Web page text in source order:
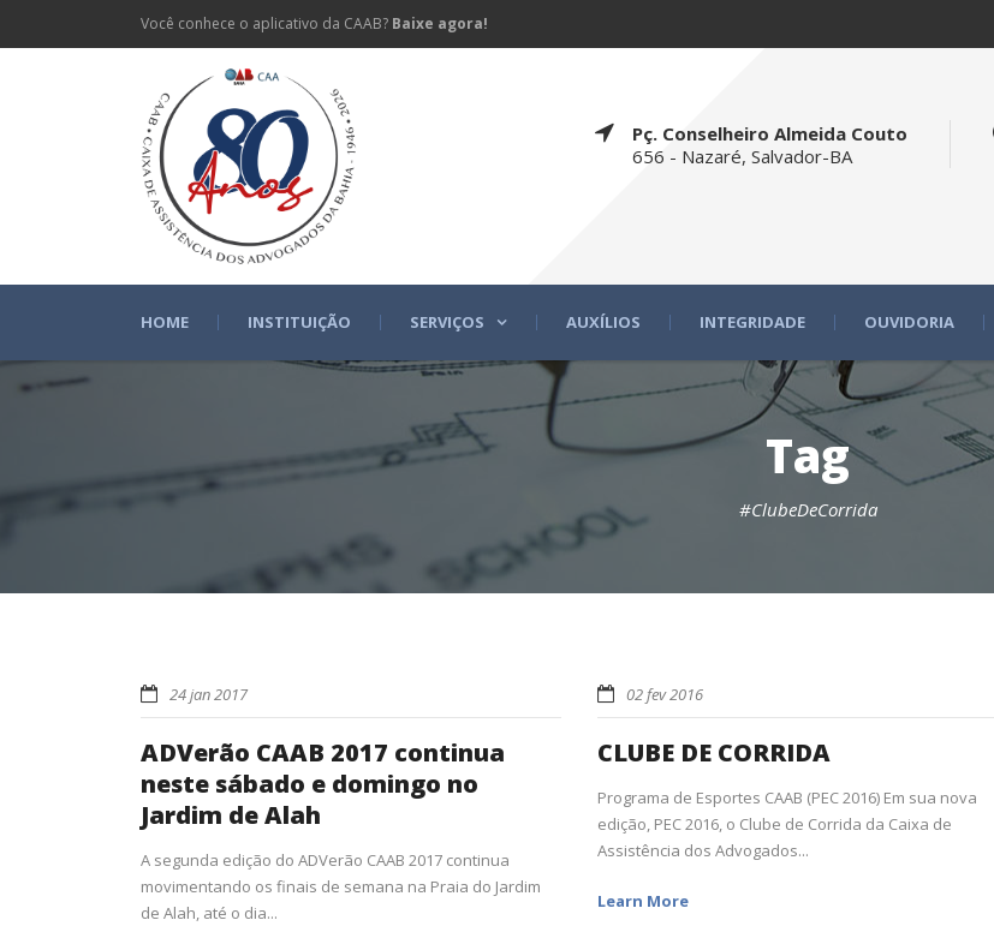
Você conhece o aplicativo da CAAB? Baixe agora!
Pç. Conselheiro Almeida Couto
656 - Nazaré, Salvador-BA
HOME INSTITUIÇÃO SERVIÇOS AUXÍLIOS INTEGRIDADE OUVIDORIA
Tag
#ClubeDeCorrida
24 jan 2017
ADVerão CAAB 2017 continua
neste sábado e domingo no
Jardim de Alah
A segunda edição do ADVerão CAAB 2017 continua
movimentando os finais de semana na Praia do Jardim
de Alah, até o dia...
02 fev 2016
CLUBE DE CORRIDA
Programa de Esportes CAAB (PEC 2016) Em sua nova
edição, PEC 2016, o Clube de Corrida da Caixa de
Assistência dos Advogados...
Learn More